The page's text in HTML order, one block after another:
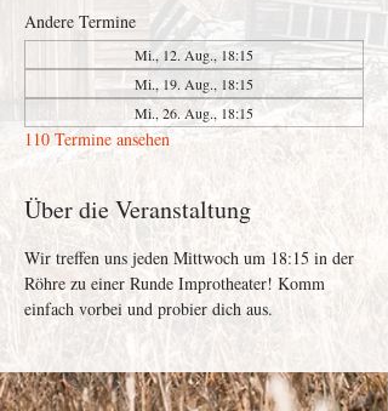
Andere Termine
Mi., 12. Aug., 18:15
Mi., 19. Aug., 18:15
Mi., 26. Aug., 18:15
110 Termine ansehen
Über die Veranstaltung
Wir treffen uns jeden Mittwoch um 18:15 in der
Röhre zu einer Runde Improtheater! Komm
einfach vorbei und probier dich aus.